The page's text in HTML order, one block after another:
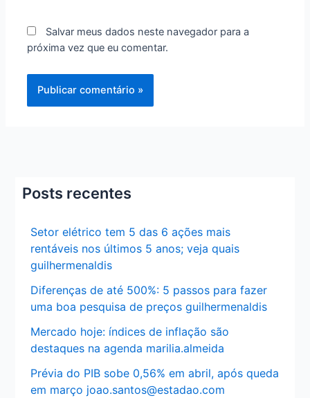
Salvar meus dados neste navegador para a
próxima vez que eu comentar.
Posts recentes
Setor elétrico tem 5 das 6 ações mais
rentáveis nos últimos 5 anos; veja quais
guilhermenaldis
Diferenças de até 500%: 5 passos para fazer
uma boa pesquisa de preços guilhermenaldis
Mercado hoje: índices de inflação são
destaques na agenda marilia.almeida
Prévia do PIB sobe 0,56% em abril, após queda
em março joao.santos@estadao.com